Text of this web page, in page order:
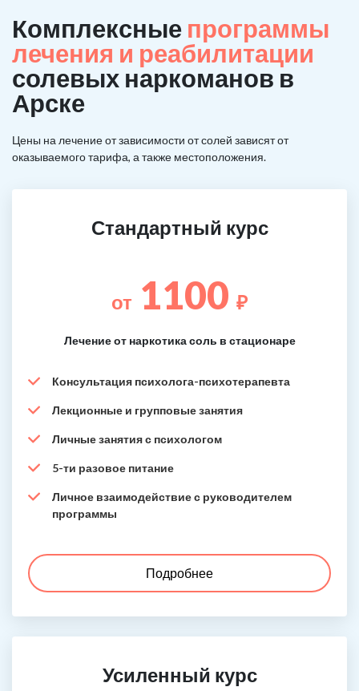
Комплексные программы
лечения и реабилитации
солевых наркоманов в
Арске
Цены на лечение от зависимости от солей зависят от
оказываемого тарифа, а также местоположения.
Стандартный курс
от 1100 ₽
Лечение от наркотика соль в стационаре
Консультация психолога-психотерапевта
Лекционные и групповые занятия
Личные занятия с психологом
5-ти разовое питание
Личное взаимодействие с руководителем
программы
Подробнее
Усиленный курс